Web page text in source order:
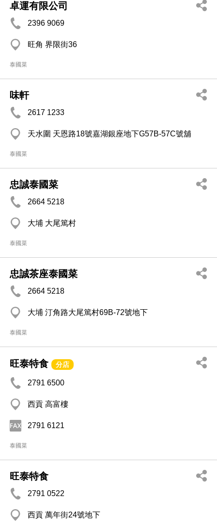
卓運有限公司
2396 9069
旺角 界限街36
泰國菜
味軒
2617 1233
天水圍 天恩路18號嘉湖銀座地下G57B-57C號舖
泰國菜
忠誠泰國菜
2664 5218
大埔 大尾篤村
泰國菜
忠誠茶座泰國菜
2664 5218
大埔 汀角路大尾篤村69B-72號地下
泰國菜
旺泰特食 分店
2791 6500
西貢 高富樓
2791 6121
泰國菜
旺泰特食
2791 0522
西貢 萬年街24號地下